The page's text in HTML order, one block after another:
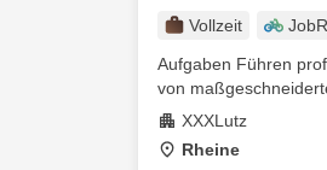
Vollzeit
Aufgaben Führen
von
XXXLutz
Rheine